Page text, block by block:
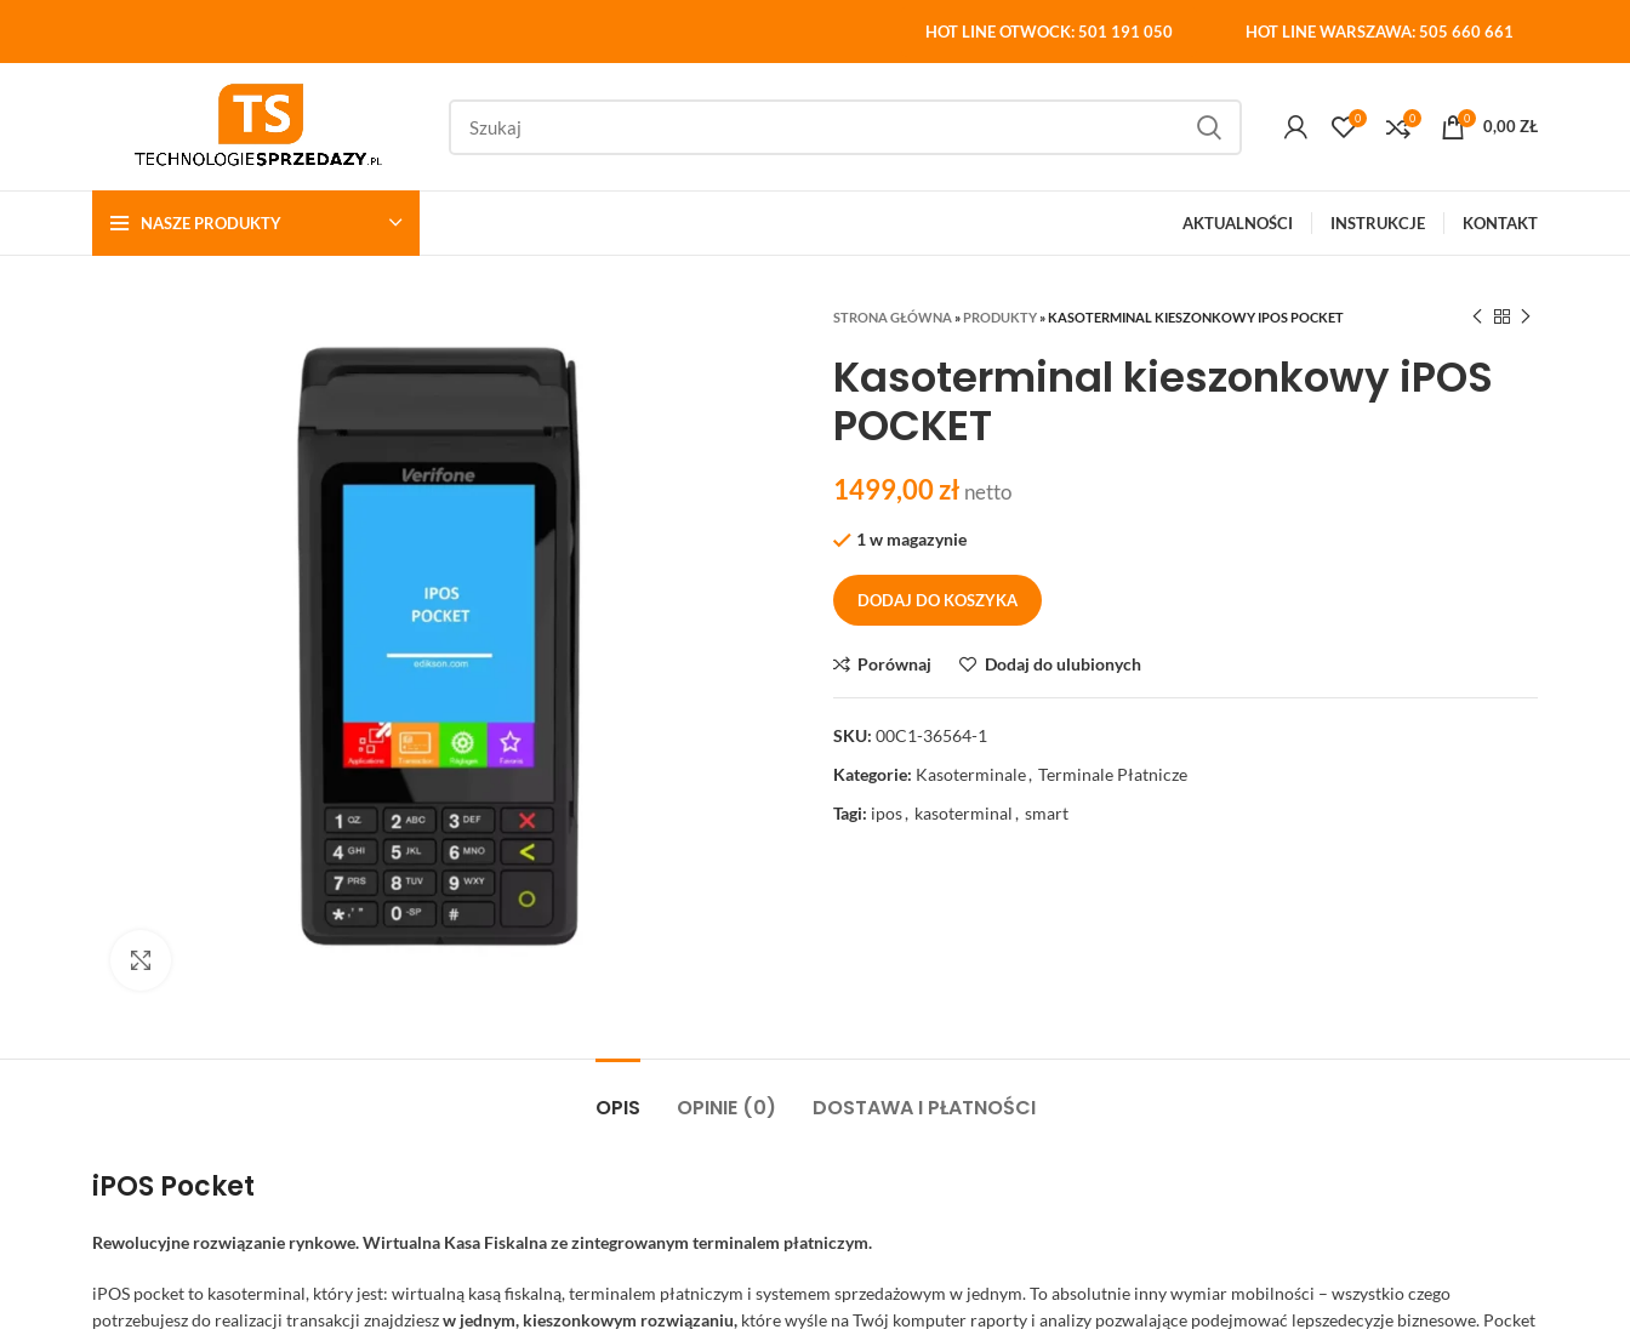
HOT LINE OTWOCK: 501 191 050 HOT LINE WARSZAWA: 505 660 661
0 0 0 0,00ZŁ
NASZE PRODUKTY AKTUALNOŚCI INSTRUKCJE KONTAKT
STRONA GŁÓWNA » PRODUKTY »KASOTERMINAL KIESZONKOWY IPOS POCKET
Kasoterminal kieszonkowy iPOS
POCKET
1499,00zł netto
1 w magazynie
DODAJ DO KOSZYKA
Porównaj Dodaj do ulubionych
SKU: 00C1-36564-1
Kategorie: Kasoterminale, Terminale Płatnicze
Tagi: ipos, kasoterminal, smart
OPIS OPINIE (0) DOSTAWA I PŁATNOŚCI
iPOS Pocket
Rewolucyjne rozwiązanie rynkowe. Wirtualna Kasa Fiskalna ze zintegrowanym terminalem płatniczym.
iPOS pocket to kasoterminal, który jest: wirtualną kasą fiskalną, terminalem płatniczym i systemem sprzedażowym w jednym. To absolutnie inny wymiar mobilności – wszystkio czego
potrzebujesz do realizacji transakcji znajdzieszw jednym, kieszonkowym rozwiązaniu, które wyśle na Twój komputer raporty i analizy pozwalające podejmować lepszedecyzje biznesowe. Pocket